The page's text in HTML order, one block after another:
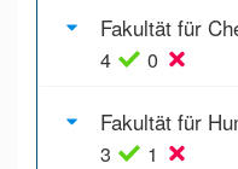
Fakultät für
4 0
Fakultät für
3 1